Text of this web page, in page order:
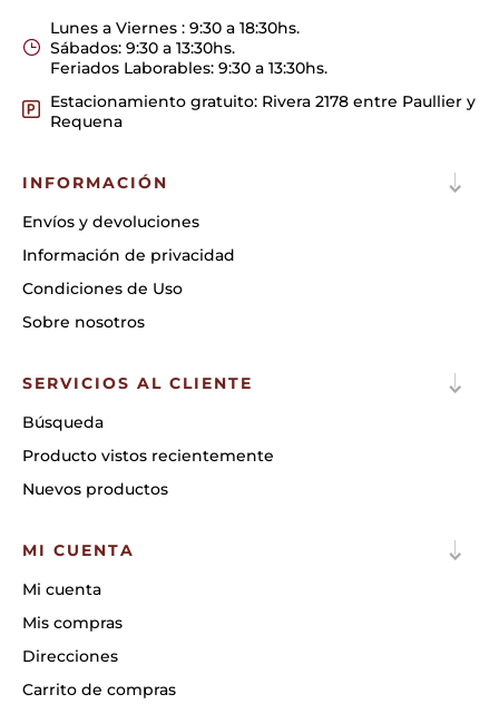
Lunes a Viernes : 9:30 a 18:30hs.
Sábados: 9:30 a 13:30hs.
Feriados Laborables: 9:30 a 13:30hs.
Estacionamiento gratuito: Rivera 2178 entre Paullier y
Requena
INFORMACIÓN
Envíos y devoluciones
Información de privacidad
Condiciones de Uso
Sobre nosotros
SERVICIOS AL CLIENTE
Búsqueda
Producto vistos recientemente
Nuevos productos
MI CUENTA
Mi cuenta
Mis compras
Direcciones
Carrito de compras